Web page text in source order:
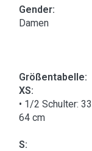
Gender:
Damen
Größentabelle:
XS:
• 1/2 Schulter:
64 cm
S: